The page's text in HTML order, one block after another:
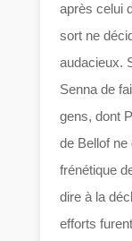
après celui
sort ne
audacieux.
Senna de
gens, dont
de Bellof ne
frénétique
dire à la
efforts